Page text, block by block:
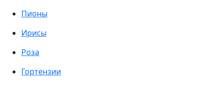
Пионы
Ирисы
Роза
Гортензии